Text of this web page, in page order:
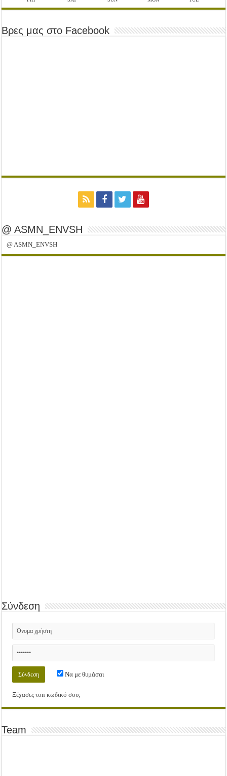
Βρες μας στο Facebook
@ ASMN_ENVSH
@ ASMN_ENVSH
Σύνδεση
Να με θυμάσαι
Ξέχασες τοn κωδικό σου;
Team